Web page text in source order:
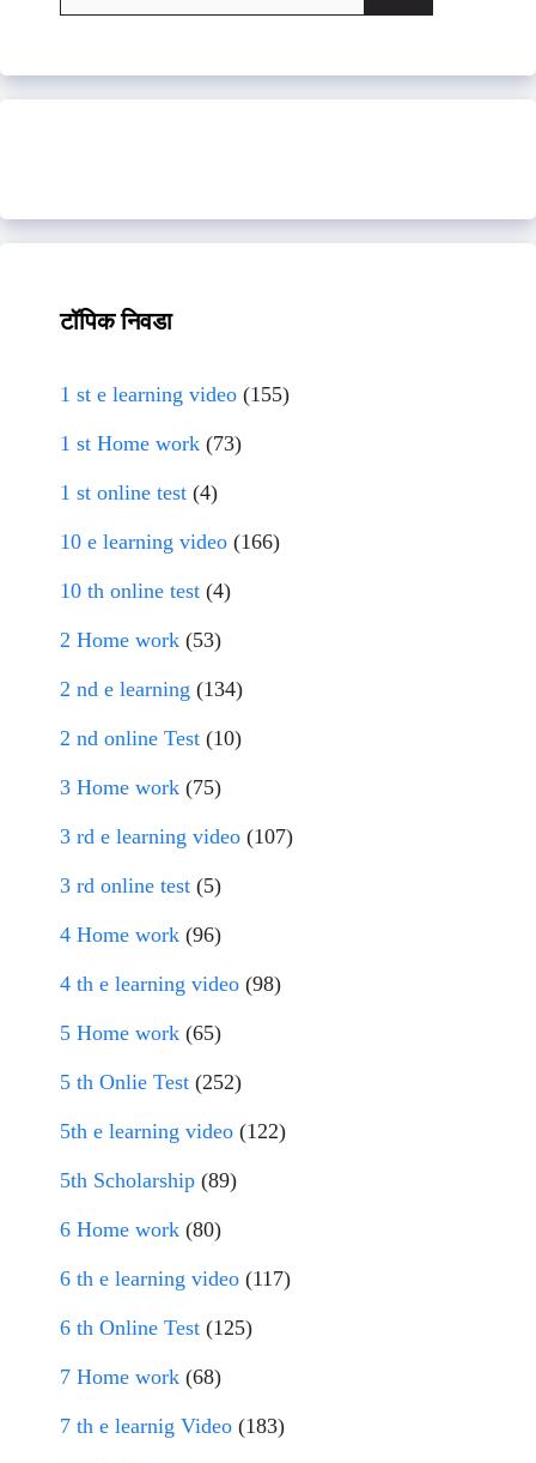
for:
टॉपिक निवडा
1 st e learning video (155)
1 st Home work (73)
1 st online test (4)
10 e learning video (166)
10 th online test (4)
2 Home work (53)
2 nd e learning (134)
2 nd online Test (10)
3 Home work (75)
3 rd e learning video (107)
3 rd online test (5)
4 Home work (96)
4 th e learning video (98)
5 Home work (65)
5 th Onlie Test (252)
5th e learning video (122)
5th Scholarship (89)
6 Home work (80)
6 th e learning video (117)
6 th Online Test (125)
7 Home work (68)
7 th e learnig Video (183)